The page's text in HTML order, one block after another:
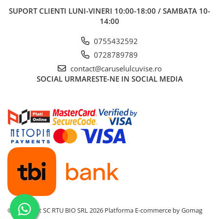
Saltele masa de infasat
Protectie saltea patut
Saltele 127x 63 cm
Saltele 140x70 cm
Saltele 160x80 cm
Saltele120x60 cm
Saltelute de activitati
Tablite magetice si accesorii
Umidificatore
SUPORT CLIENTI LUNI-VINERI 10:00-18:00 / SAMBATA 10-
14:00
0755432592
0728789789
contact@caruselulcuvise.ro
SOCIAL URMARESTE-NE IN SOCIAL MEDIA
©Copyright SC RTU BIO SRL 2026 Platforma E-commerce by Gomag